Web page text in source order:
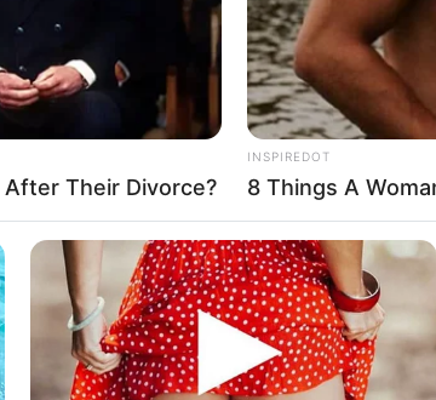
Birnen)
ersetzt werden)
After Their Divorce?
INSPIREDOT
8 Things A